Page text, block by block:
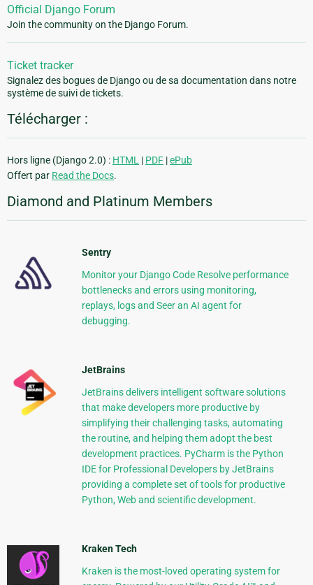
Official Django Forum
Join the community on the Django Forum.
Ticket tracker
Signalez des bogues de Django ou de sa documentation dans notre
système de suivi de tickets.
Télécharger :
Hors ligne (Django 2.0) : HTML | PDF |ePub
Offert par Read the Docs.
Diamond and Platinum Members
Sentry
Monitor your Django Code Resolve performance
bottlenecks and errors using monitoring,
replays, logs and Seer an AI agent for
debugging.
JetBrains
JetBrains delivers intelligent software solutions
that make developers more productive by
simplifying their challenging tasks, automating
the routine, and helping them adopt the best
development practices. PyCharm is the Python
IDE for Professional Developers by JetBrains
providing a complete set of tools for productive
Python, Web and scientific development.
Kraken Tech
Kraken is the most-loved operating system for